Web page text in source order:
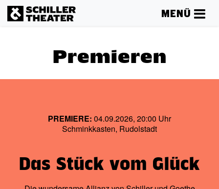
MENÜ
Premieren
PREMIERE: 04.09.2026, 20:00 Uhr
Schminkkasten, Rudolstadt
Das Stück vom Glück